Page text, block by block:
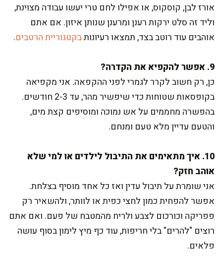
אורז לבן, קוסקוס, או אפילו לחם טרי יעשו עבודה מצוינת,
וליד זה סלט ירקות רענן ומרענן שנותן איזון. אם אתם
אוהבים עוד רוטב בצד, תמצאו רעיונותבקטגוריית הרטבים.
9. אפשר להקפיא את הקדרה?
כן, רק חשוב לקרר לגמרי לפני ההקפאה. אני מקפיאה
בקופסאות שטוחות כדי שיפשיר מהר, עד 2-3 חודשים.
בהפשרה מחממים על אש נמוכה ומוסיפים קצת מים,
והטעם עדיין מלא טעם ומנחם.
10. איך מתאימים את התיבול לילדים או למי שלא
אוהב חזק?
אני שומרת על תיבול עדין ואז כל אחד מוסיף בצלחת.
אפשר להפחית כמון לחצי כפית או לוותר, ולהשאיר רק
פפריקה וכורכום לצבע ולריח מהמטבח של פעם. ואם אתם
רוצים "להרים" בלי חריפות, עוד כף מיץ לימון בסוף עושה
פלאים.